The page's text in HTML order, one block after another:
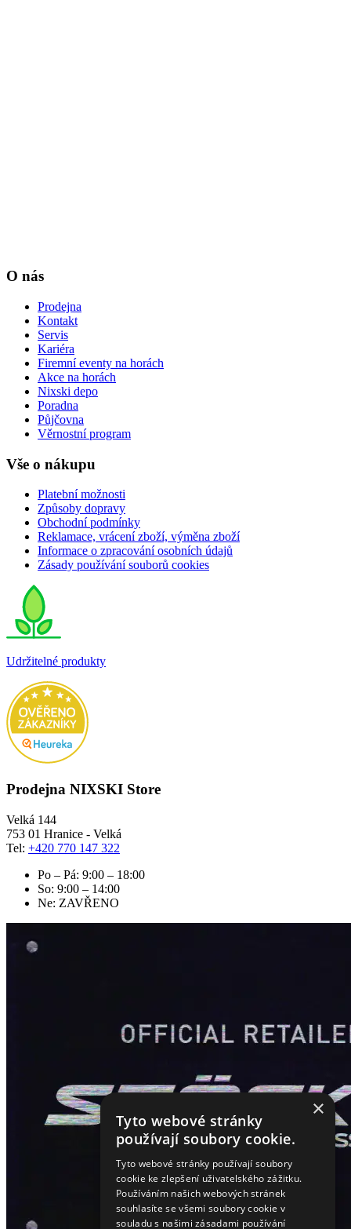
O nás
Prodejna
Kontakt
Servis
Kariéra
Firemní eventy na horách
Akce na horách
Nixski depo
Poradna
Půjčovna
Věrnostní program
Vše o nákupu
Platební možnosti
Způsoby dopravy
Obchodní podmínky
Reklamace, vrácení zboží, výměna zboží
Informace o zpracování osobních údajů
Zásady používání souborů cookies
Udržitelné produkty
Prodejna NIXSKI Store
Velká 144
753 01 Hranice - Velká
Tel: +420 770 147 322
Po – Pá: 9:00 – 18:00
So: 9:00 – 14:00
Ne: ZAVŘENO
×
Tyto webové stránky
používají soubory cookie.
Tyto webové stránky používají soubory
cookie ke zlepšení uživatelského zážitku.
Používáním našich webových stránek
souhlasíte se všemi soubory cookie v
souladu s našimi zásadami používání